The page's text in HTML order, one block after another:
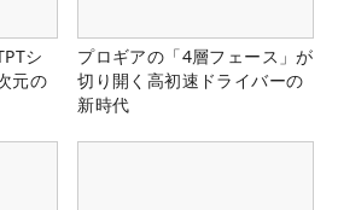
シ
元の
プロギアの「4層フェース」が
切り開く高初速ドライバーの
新時代